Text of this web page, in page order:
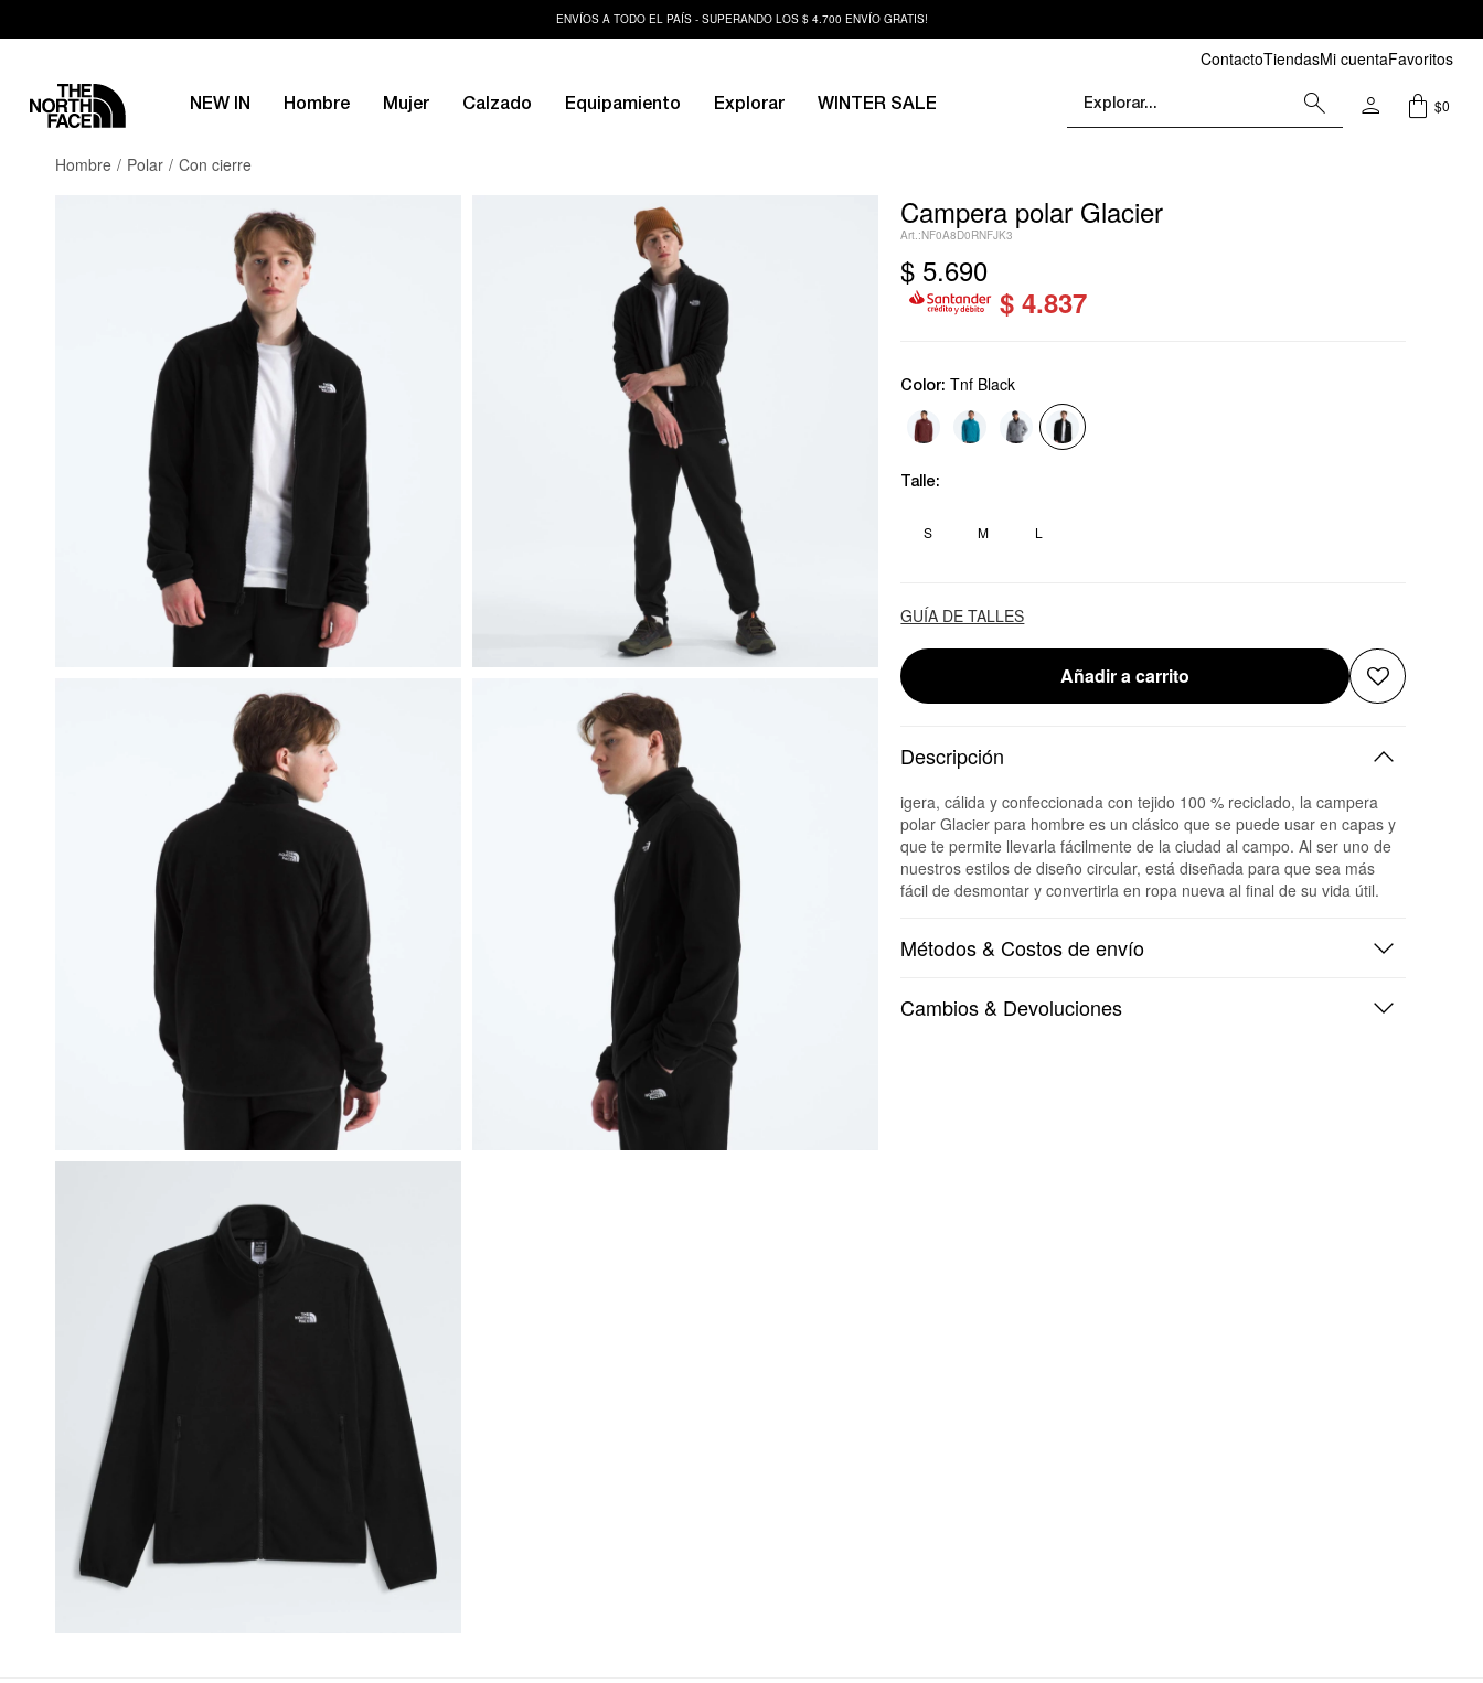
ENVÍOS A TODO EL PAÍS - SUPERANDO LOS $ 4.700 ENVÍO GRATIS!
ContactoTiendasMi cuentaFavoritos
NEW IN Hombre Mujer Calzado Equipamiento Explorar WINTER SALE $0
Hombre Polar Con cierre
Campera polar Glacier
NF0A8D0RNFJK3
$ 5.690
$ 4.837
Color: Tnf Black
Talle:
S M L
GUÍA DE TALLES
Añadir a carrito
Descripción
igera, cálida y confeccionada con tejido 100 % reciclado, la campera
polar Glacier para hombre es un clásico que se puede usar en capas y
que te permite llevarla fácilmente de la ciudad al campo. Al ser uno de
nuestros estilos de diseño circular, está diseñada para que sea más
fácil de desmontar y convertirla en ropa nueva al final de su vida útil.
Métodos & Costos de envío
Cambios & Devoluciones